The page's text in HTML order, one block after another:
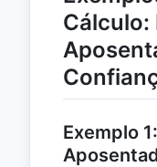
Cálculo:
Exemplo